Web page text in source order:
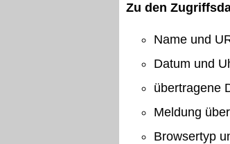
Zu den
Name und
Datum und
übertragene
Meldung
Browsertyp